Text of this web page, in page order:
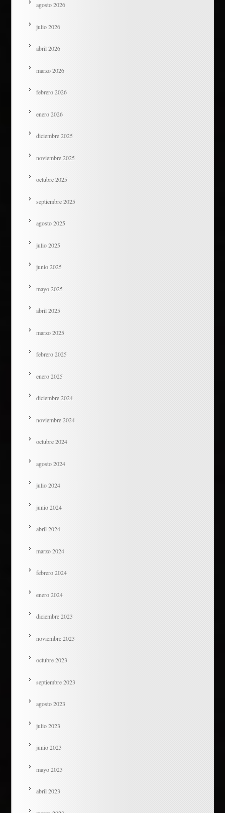
agosto 2026
julio 2026
abril 2026
marzo 2026
febrero 2026
enero 2026
diciembre 2025
noviembre 2025
octubre 2025
septiembre 2025
agosto 2025
julio 2025
junio 2025
mayo 2025
abril 2025
marzo 2025
febrero 2025
enero 2025
diciembre 2024
noviembre 2024
octubre 2024
agosto 2024
julio 2024
junio 2024
abril 2024
marzo 2024
febrero 2024
enero 2024
diciembre 2023
noviembre 2023
octubre 2023
septiembre 2023
agosto 2023
julio 2023
junio 2023
mayo 2023
abril 2023